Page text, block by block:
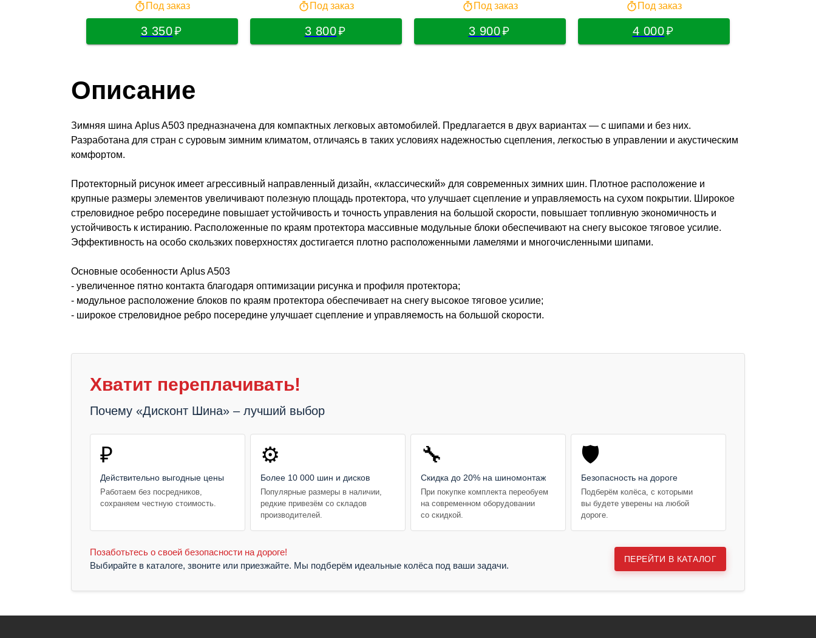
Под заказ
3 350
Под заказ
3 800
Под заказ
3 900
Под заказ
4 000
Описание
Зимняя шина Aplus A503 предназначена для компактных легковых автомобилей. Предлагается в двух вариантах — с шипами и без них.
Разработана для стран с суровым зимним климатом, отличаясь в таких условиях надежностью сцепления, легкостью в управлении и акустическим
комфортом.
Протекторный рисунок имеет агрессивный направленный дизайн, «классический» для современных зимних шин. Плотное расположение и
крупные размеры элементов увеличивают полезную площадь протектора, что улучшает сцепление и управляемость на сухом покрытии. Широкое
стреловидное ребро посередине повышает устойчивость и точность управления на большой скорости, повышает топливную экономичность и
устойчивость к истиранию. Расположенные по краям протектора массивные модульные блоки обеспечивают на снегу высокое тяговое усилие.
Эффективность на особо скользких поверхностях достигается плотно расположенными ламелями и многочисленными шипами.
Основные особенности Aplus A503
- увеличенное пятно контакта благодаря оптимизации рисунка и профиля протектора;
- модульное расположение блоков по краям протектора обеспечивает на снегу высокое тяговое усилие;
- широкое стреловидное ребро посередине улучшает сцепление и управляемость на большой скорости.
Хватит переплачивать!
Почему «Дисконт Шина» – лучший выбор
₽
Действительно выгодные цены
Работаем без посредников,
сохраняем честную стоимость.
⚙️
Более 10 000 шин и дисков
Популярные размеры в наличии,
редкие привезём со складов
производителей.
🔧
Скидка до 20% на шиномонтаж
При покупке комплекта переобуем
на современном оборудовании
со скидкой.
🛡️
Безопасность на дороге
Подберём колёса, с которыми
вы будете уверены на любой
дороге.
Позаботьтесь о своей безопасности на дороге!
Выбирайте в каталоге, звоните или приезжайте. Мы подберём идеальные колёса под ваши задачи.
ПЕРЕЙТИ В КАТАЛОГ